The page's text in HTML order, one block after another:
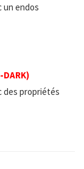
un endos
des propriétés